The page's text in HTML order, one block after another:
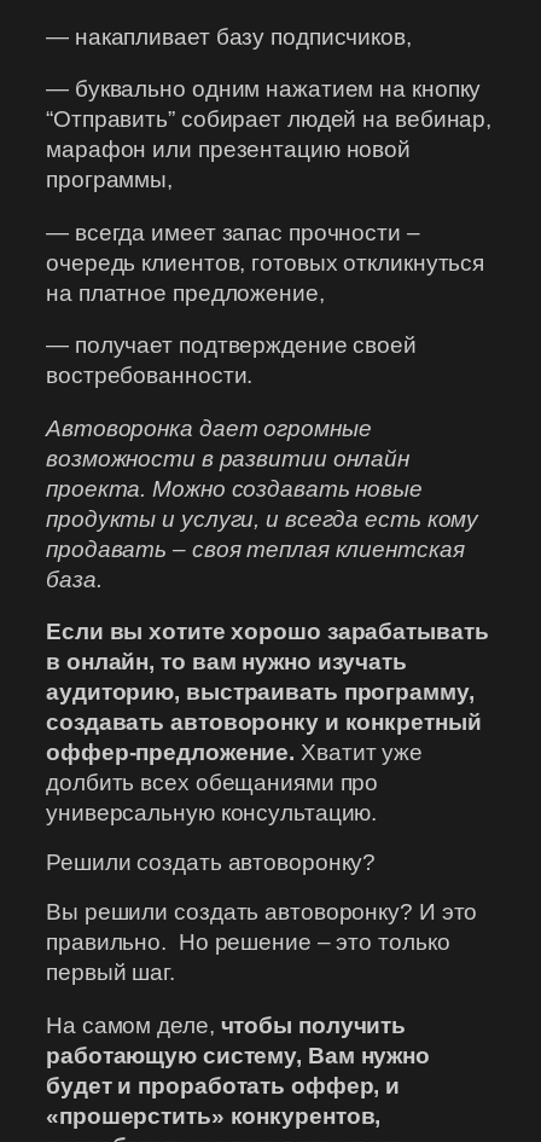
— накапливает базу подписчиков,
— буквально одним нажатием на кнопку
“Отправить” собирает людей на вебинар,
марафон или презентацию новой
программы,
— всегда имеет запас прочности –
очередь клиентов, готовых откликнуться
на платное предложение,
— получает подтверждение своей
востребованности.
Автоворонка дает огромные
возможности в развитии онлайн
проекта. Можно создавать новые
продукты и услуги, и всегда есть кому
продавать – своя теплая клиентская
база.
Если вы хотите хорошо зарабатывать
в онлайн, то вам нужно изучать
аудиторию, выстраивать программу,
создавать автоворонку и конкретный
оффер-предложение. Хватит уже
долбить всех обещаниями про
универсальную консультацию.
Решили создать автоворонку?
Вы решили создать автоворонку? И это
правильно. Но решение – это только
первый шаг.
На самом деле, чтобы получить
работающую систему, Вам нужно
будет и проработать оффер, и
«прошерстить» конкурентов,